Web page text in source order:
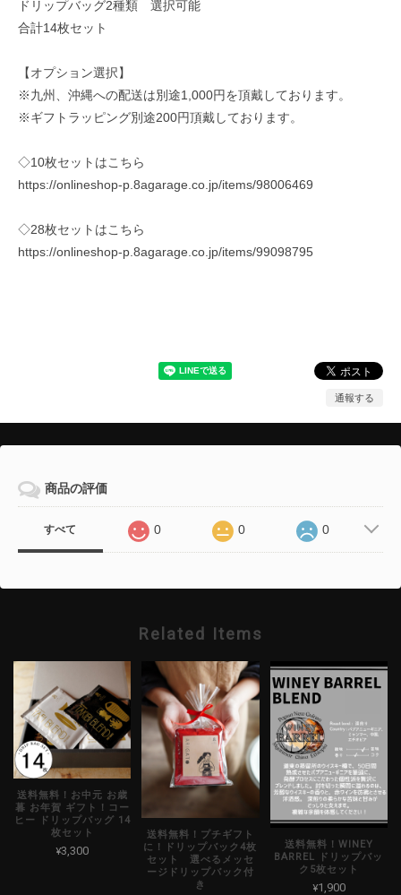
ドリップバッグ2種類 選択可能
合計14枚セット
【オプション選択】
※九州、沖縄への配送は別途1,000円を頂戴しております。
※ギフトラッピング別途200円頂戴しております。
◇10枚セットはこちら
https://onlineshop-p.8agarage.co.jp/items/98006469
◇28枚セットはこちら
https://onlineshop-p.8agarage.co.jp/items/99098795
通報する
商品の評価
すべて 0 0 0
Related Items
送料無料！お中元 お歳
暮 お年賀 ギフト！コー
ヒー ドリップバッグ 14
枚セット
¥3,300
送料無料！プチギフト
に！ドリップバック4枚
セット 選べるメッセ
ージドリップバック付
き
送料無料！WINEY
BARREL ドリップバッ
ク5枚セット
¥1,900